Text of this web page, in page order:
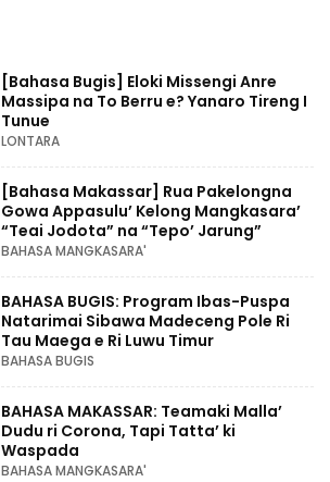
[Bahasa Bugis] ‎Eloki Missengi Anre
Massipa na To Berru e? Yanaro Tireng I
Tunue
LONTARA
[Bahasa Makassar] Rua Pakelongna
Gowa Appasulu’ Kelong Mangkasara’
“Teai Jodota” na “Tepo’ Jarung”
BAHASA MANGKASARA'
BAHASA BUGIS: Program Ibas-Puspa
Natarimai Sibawa Madeceng Pole Ri
Tau Maega e Ri Luwu Timur
BAHASA BUGIS
BAHASA MAKASSAR: Teamaki Malla’
Dudu ri Corona, Tapi Tatta’ ki
Waspada
BAHASA MANGKASARA'